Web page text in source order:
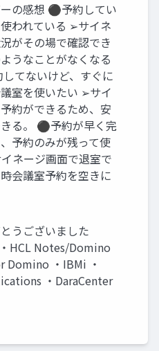
の感想 ⚫予約してい
われている ➢サイネ
がその場で確認でき
うなことがなくなる
てないけど、すぐに
室を使いたい ➢サイ
約ができるため、安
る。 ⚫予約が早く完
予約のみが残って使
ネージ画面で退室で
会議室予約を空きに
うございました
HCL Notes/Domino
Domino ・IBMi ・
・DaraCenter